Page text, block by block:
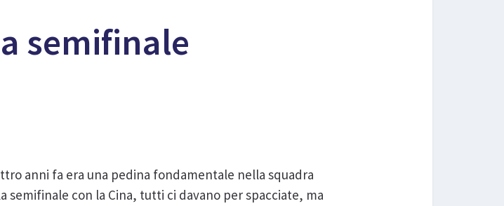
semifinale
anni fa era una pedina fondamentale nella squadra
semifinale con la Cina, tutti ci davano per spacciate, ma